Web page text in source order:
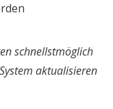
schnellstmöglich
aktualisieren